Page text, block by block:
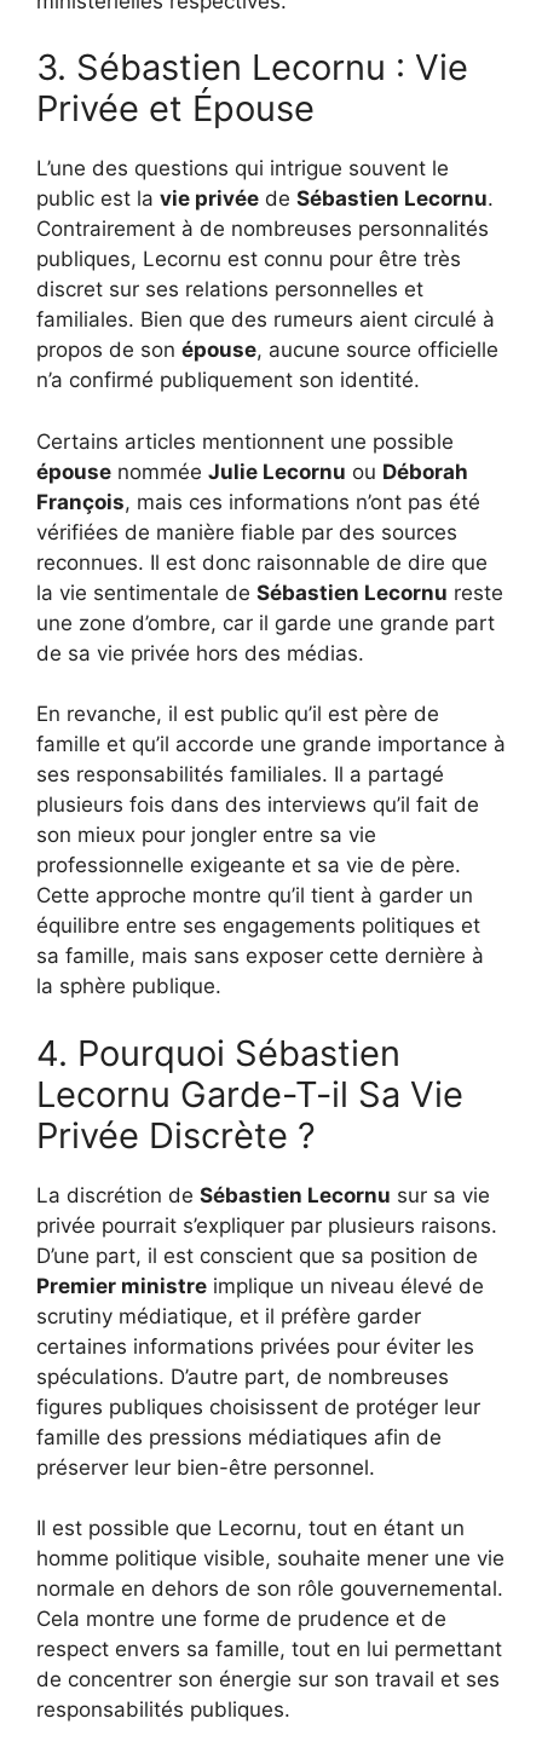
3. Sébastien Lecornu : Vie
Privée et Épouse
L’une des questions qui intrigue souvent le
public est la vie privée de Sébastien Lecornu.
Contrairement à de nombreuses personnalités
publiques, Lecornu est connu pour être très
discret sur ses relations personnelles et
familiales. Bien que des rumeurs aient circulé à
propos de son épouse, aucune source officielle
n’a confirmé publiquement son identité.
Certains articles mentionnent une possible
épouse nommée Julie Lecornu ou Déborah
François, mais ces informations n’ont pas été
vérifiées de manière fiable par des sources
reconnues. Il est donc raisonnable de dire que
la vie sentimentale de Sébastien Lecornu reste
une zone d’ombre, car il garde une grande part
de sa vie privée hors des médias.
En revanche, il est public qu’il est père de
famille et qu’il accorde une grande importance à
ses responsabilités familiales. Il a partagé
plusieurs fois dans des interviews qu’il fait de
son mieux pour jongler entre sa vie
professionnelle exigeante et sa vie de père.
Cette approche montre qu’il tient à garder un
équilibre entre ses engagements politiques et
sa famille, mais sans exposer cette dernière à
la sphère publique.
4. Pourquoi Sébastien
Lecornu Garde-T-il Sa Vie
Privée Discrète ?
La discrétion de Sébastien Lecornu sur sa vie
privée pourrait s’expliquer par plusieurs raisons.
D’une part, il est conscient que sa position de
Premier ministre implique un niveau élevé de
scrutiny médiatique, et il préfère garder
certaines informations privées pour éviter les
spéculations. D’autre part, de nombreuses
figures publiques choisissent de protéger leur
famille des pressions médiatiques afin de
préserver leur bien-être personnel.
Il est possible que Lecornu, tout en étant un
homme politique visible, souhaite mener une vie
normale en dehors de son rôle gouvernemental.
Cela montre une forme de prudence et de
respect envers sa famille, tout en lui permettant
de concentrer son énergie sur son travail et ses
responsabilités publiques.